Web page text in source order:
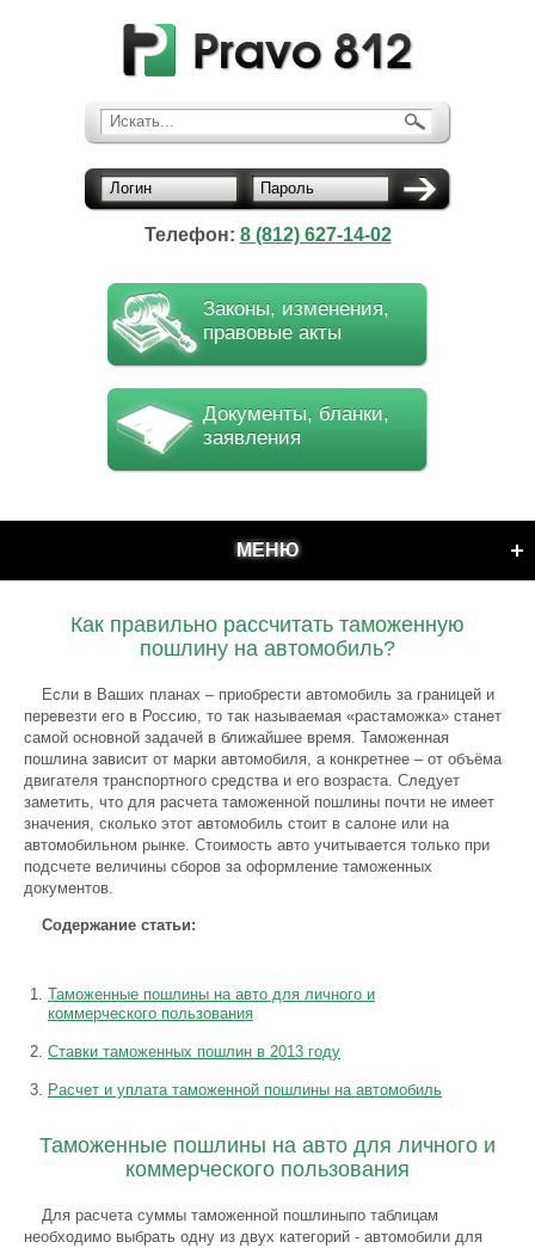
Искать...
Логин Пароль
Телефон: 8 (812) 627-14-02
Законы, изменения,
правовые акты
Документы, бланки,
заявления
МЕНЮ
Как правильно рассчитать таможенную
пошлину на автомобиль?
Если в Ваших планах – приобрести автомобиль за границей и
перевезти его в Россию, то так называемая «растаможка» станет
самой основной задачей в ближайшее время. Таможенная
пошлина зависит от марки автомобиля, а конкретнее – от объёма
двигателя транспортного средства и его возраста. Следует
заметить, что для расчета таможенной пошлины почти не имеет
значения, сколько этот автомобиль стоит в салоне или на
автомобильном рынке. Стоимость авто учитывается только при
подсчете величины сборов за оформление таможенных
документов.
Содержание статьи:
Таможенные пошлины на авто для личного и
коммерческого пользования
Ставки таможенных пошлин в 2013 году
Расчет и уплата таможенной пошлины на автомобиль
Таможенные пошлины на авто для личного и
коммерческого пользования
Для расчета суммы таможенной пошлиныпо таблицам
необходимо выбрать одну из двух категорий - автомобили для